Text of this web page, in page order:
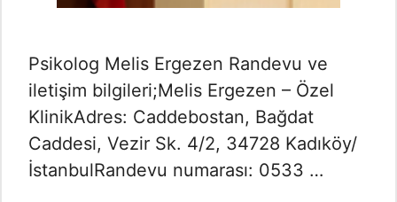
Psikolog Melis Ergezen Randevu ve
iletişim bilgileri;Melis Ergezen – Özel
KlinikAdres: Caddebostan, Bağdat
Caddesi, Vezir Sk. 4/2, 34728 Kadıköy/
İstanbulRandevu numarası: 0533 …